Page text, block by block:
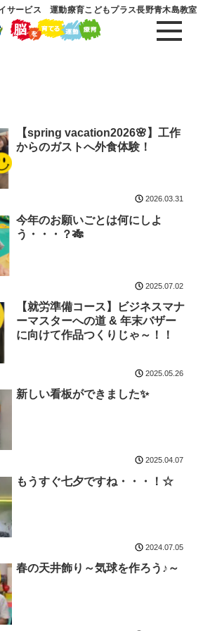
サービス 運動療育こどもプラス長野青木島教室
【spring vacation2026🌸】工作
からのガストへ外食体験！
2026.03.31
今年のお願いごとは何にしよ
う・・・？🎋
2025.07.02
【就労準備コース】ビジネスマナ
ーマスターへの道 & 年末バザー
に向けて作品つくりじゃ～！！
2025.05.26
新しい看板ができました✨
2025.04.07
もうすぐ七夕ですね・・・！☆
2024.07.05
春の天井飾り～気球を作ろう♪～